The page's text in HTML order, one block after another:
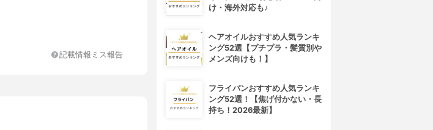
記載情報ミス報告
け・海外対応も♪
ヘアオイルおすすめ人気ランキ
ング52選【プチプラ・髪質別や
メンズ向けも！】
フライパンおすすめ人気ランキ
ング52選！【焦げ付かない・長
持ち！2026最新】